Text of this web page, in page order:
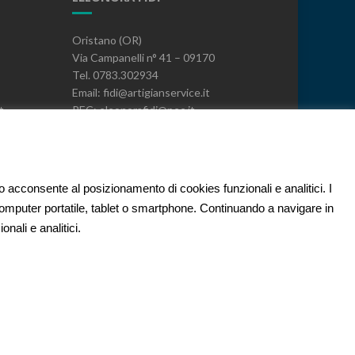
Oristano (OR)
Via Campanelli n° 41 – 09170
Tel. 0783.302934
Email: fidi@artigianservice.it
PEC: eleonorafidi@pec.it
al posizionamento di cookies funzionali e analitici. I
portatile, tablet o smartphone. Continuando a navigare in
e analitici.